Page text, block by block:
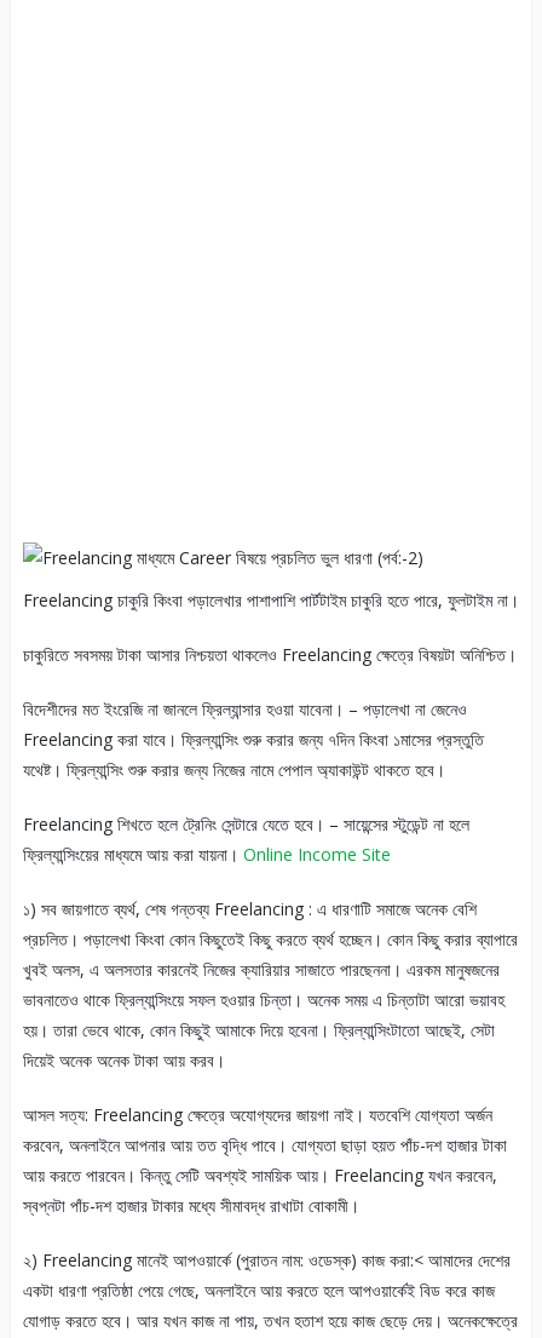
Freelancing চাকুরি কিংবা পড়ালেখার পাশাপাশি পার্টটাইম চাকুরি হতে পারে, ফুলটাইম না।
চাকুরিতে সবসময় টাকা আসার নিশ্চয়তা থাকলেও Freelancing ক্ষেত্রে বিষয়টা অনিশ্চিত।
বিদেশীদের মত ইংরেজি না জানলে ফ্রিল্যান্সার হওয়া যাবেনা। – পড়ালেখা না জেনেও
Freelancing করা যাবে। ফ্রিল্যান্সিং শুরু করার জন্য ৭দিন কিংবা ১মাসের প্রস্তুতি
যথেষ্ট। ফ্রিল্যান্সিং শুরু করার জন্য নিজের নামে পেপাল অ্যাকাউন্ট থাকতে হবে।
Freelancing শিখতে হলে ট্রেনিং সেন্টারে যেতে হবে। – সায়েন্সের স্টুডেন্ট না হলে
ফ্রিল্যান্সিংয়ের মাধ্যমে আয় করা যায়না। Online Income Site
১) সব জায়গাতে ব্যর্থ, শেষ গন্তব্য Freelancing : এ ধারণাটি সমাজে অনেক বেশি
প্রচলিত। পড়ালেখা কিংবা কোন কিছুতেই কিছু করতে ব্যর্থ হচ্ছেন। কোন কিছু করার ব্যাপারে
খুবই অলস, এ অলসতার কারনেই নিজের ক্যারিয়ার সাজাতে পারছেননা। এরকম মানুষজনের
ভাবনাতেও থাকে ফ্রিল্যান্সিংয়ে সফল হওয়ার চিন্তা। অনেক সময় এ চিন্তাটা আরো ভয়াবহ
হয়। তারা ভেবে থাকে, কোন কিছুই আমাকে দিয়ে হবেনা। ফ্রিল্যান্সিংটাতো আছেই, সেটা
দিয়েই অনেক অনেক টাকা আয় করব।
আসল সত্য: Freelancing ক্ষেত্রে অযোগ্যদের জায়গা নাই। যতবেশি যোগ্যতা অর্জন
করবেন, অনলাইনে আপনার আয় তত বৃদ্ধি পাবে। যোগ্যতা ছাড়া হয়ত পাঁচ-দশ হাজার টাকা
আয় করতে পারবেন। কিন্তু সেটি অবশ্যই সাময়িক আয়। Freelancing যখন করবেন,
স্বপ্নটা পাঁচ-দশ হাজার টাকার মধ্যে সীমাবদ্ধ রাখাটা বোকামী।
২) Freelancing মানেই আপওয়ার্কে (পুরাতন নাম: ওডেস্ক) কাজ করা:< আমাদের দেশের
একটা ধারণা প্রতিষ্ঠা পেয়ে গেছে, অনলাইনে আয় করতে হলে আপওয়ার্কেই বিড করে কাজ
যোগাড় করতে হবে। আর যখন কাজ না পায়, তখন হতাশ হয়ে কাজ ছেড়ে দেয়। অনেকক্ষেত্রে